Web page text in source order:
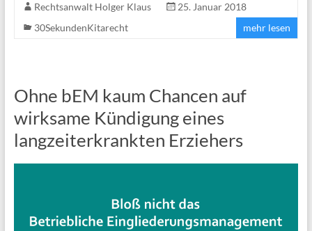
Rechtsanwalt Holger Klaus
25. Januar 2018
30SekundenKitarecht
mehr lesen
Ohne bEM kaum Chancen auf
wirksame Kündigung eines
langzeiterkrankten Erziehers